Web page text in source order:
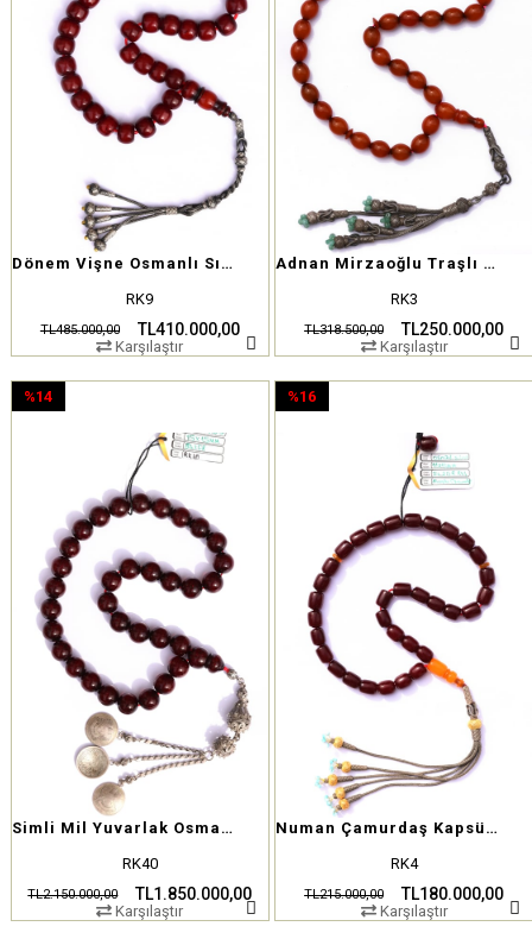
Dönem Vişne Osmanlı Sıkma Kehribar
RK9
TL410.000,00
TL485.000,00
Karşılaştır
Adnan Mirzaoğlu Traşlı Osmanlı Sıkma Kehribar
RK3
TL250.000,00
TL318.500,00
Karşılaştır
Simli Mil Yuvarlak Osmanlı Kehribar Tesbih
RK40
TL1.850.000,00
TL2.150.000,00
%14
Karşılaştır
Numan Çamurdaş Kapsül Osmanlı Sıkma
RK4
TL180.000,00
TL215.000,00
%16
Karşılaştır